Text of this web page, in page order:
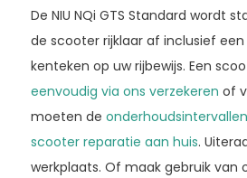
De NIU NQi GTS Standard wordt
de scooter rijklaar af inclusief
kenteken op uw rijbewijs. Een
eenvoudig via ons verzekeren of
moeten de onderhoudsintervallen
scooter reparatie aan huis.
werkplaats. Of maak gebruik van